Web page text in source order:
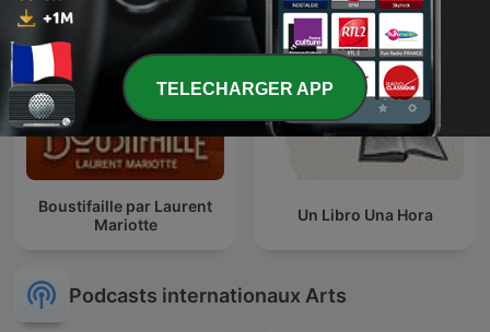
Boustifaille par Laurent
Mariotte
Un Libro Una Hora
Podcasts internationaux Arts
TELECHARGER APP